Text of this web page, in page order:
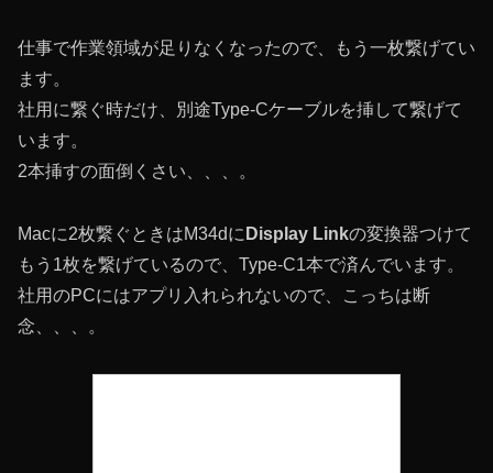
仕事で作業領域が足りなくなったので、もう一枚繋げてい
ます。
社用に繋ぐ時だけ、別途Type-Cケーブルを挿して繋げて
います。
2本挿すの面倒くさい、、、。
Macに2枚繋ぐときはM34dに Display Linkの変換器つけて
もう1枚を繋げているので、Type-C1本で済んでいます。
社用のPCにはアプリ入れられないので、こっちは断
念、、、。